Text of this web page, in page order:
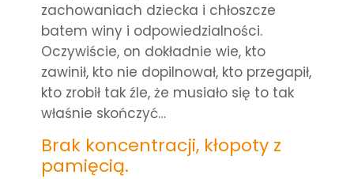
zachowaniach dziecka i chłoszcze
batem winy i odpowiedzialności.
Oczywiście, on dokładnie wie, kto
zawinił, kto nie dopilnował, kto przegapił,
kto zrobił tak źle, że musiało się to tak
właśnie skończyć…
Brak koncentracji, kłopoty z
pamięcią.